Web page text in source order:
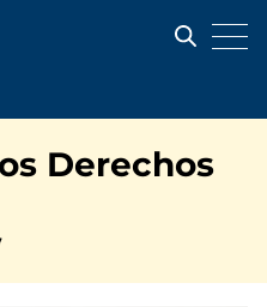
Derechos